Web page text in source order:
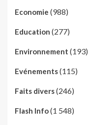
Economie (988)
Education (277)
Environnement (193)
Evénements(115)
Faits divers(246)
Flash Info(1 548)